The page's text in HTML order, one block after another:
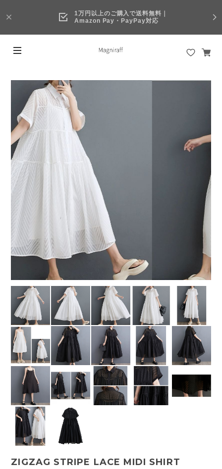
1万円以上のご購入で送料無料｜
Amazon Pay・PayPay対応
ZIGZAG STRIPE LACE MIDI SHIRT